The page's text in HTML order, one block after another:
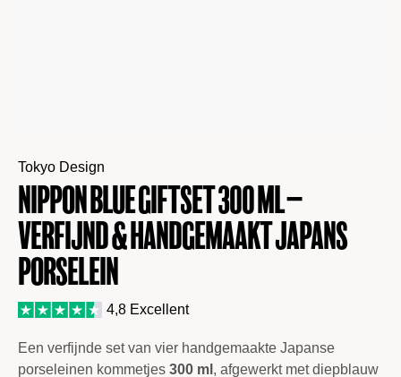
Tokyo Design
Nippon Blue Giftset 300 ml–
Verfijnd & Handgemaakt Japans
Porselein
4,8 Excellent
Een verfijnde set van vier handgemaakte Japanse
porseleinen kommetjes 300 ml , afgewerkt met diepblauw